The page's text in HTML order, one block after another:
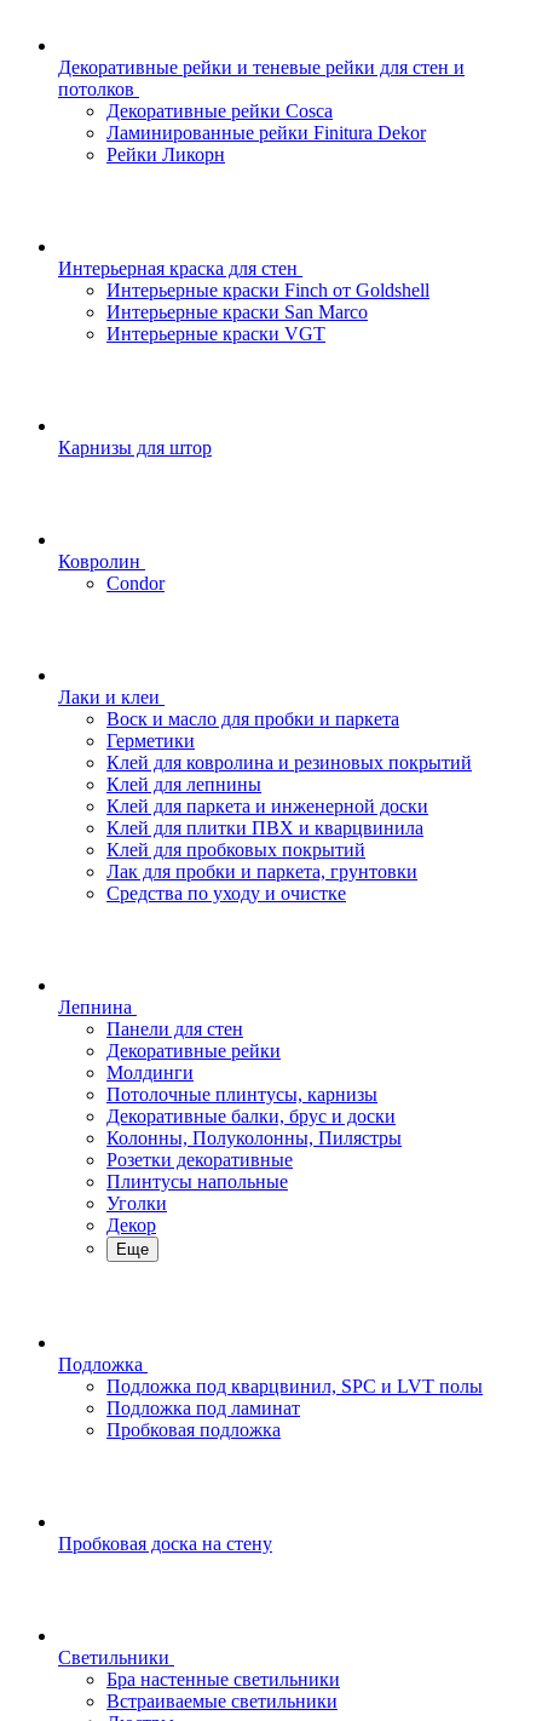
Декоративные рейки и теневые рейки для стен и
потолков
Декоративные рейки Cosca
Ламинированные рейки Finitura Dekor
Рейки Ликорн
Интерьерная краска для стен
Интерьерные краски Finch от Goldshell
Интерьерные краски San Marco
Интерьерные краски VGT
Карнизы для штор
Ковролин
Condor
Лаки и клеи
Воск и масло для пробки и паркета
Герметики
Клей для ковролина и резиновых покрытий
Клей для лепнины
Клей для паркета и инженерной доски
Клей для плитки ПВХ и кварцвинила
Клей для пробковых покрытий
Лак для пробки и паркета, грунтовки
Средства по уходу и очистке
Лепнина
Панели для стен
Декоративные рейки
Молдинги
Потолочные плинтусы, карнизы
Декоративные балки, брус и доски
Колонны, Полуколонны, Пилястры
Розетки декоративные
Плинтусы напольные
Уголки
Декор
Еще
Подложка
Подложка под кварцвинил, SPC и LVT полы
Подложка под ламинат
Пробковая подложка
Пробковая доска на стену
Светильники
Бра настенные светильники
Встраиваемые светильники